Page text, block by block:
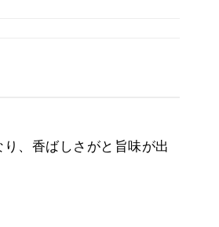
、香ばしさがと旨味が出